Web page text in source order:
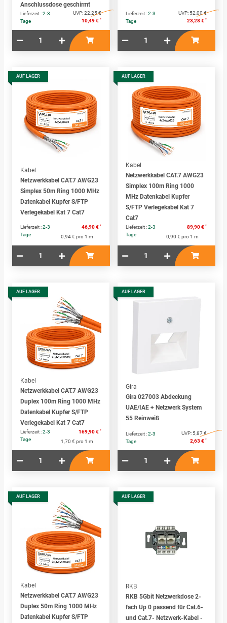
Anschlussdose geschirmt
Lieferzeit :2-3
Tage
UVP:22,25 €
10,49 € *
Lieferzeit :2-3
Tage
UVP: 52,00 €
23,28 € *
AUF LAGER
Kabel
Netzwerkkabel CAT.7 AWG23
Simplex 50m Ring 1000 MHz
Datenkabel Kupfer S/FTP
Verlegekabel Kat 7 Cat7
Lieferzeit :2-3
Tage
46,90 € *
0,94 € pro 1 m
AUF LAGER
Kabel
Netzwerkkabel CAT.7 AWG23
Simplex 100m Ring 1000
MHz Datenkabel Kupfer
S/FTP Verlegekabel Kat 7
Cat7
Lieferzeit :2-3
Tage
89,90 € *
0,90 € pro 1 m
AUF LAGER
Kabel
Netzwerkkabel CAT.7 AWG23
Duplex 100m Ring 1000 MHz
Datenkabel Kupfer S/FTP
Verlegekabel Kat 7 Cat7
Lieferzeit :2-3
Tage
169,90 € *
1,70 € pro 1 m
AUF LAGER
Gira
Gira 027003 Abdeckung
UAE/IAE + Netzwerk System
55 Reinweiß
Lieferzeit :2-3
Tage
UVP: 5,87 €
2,63 € *
AUF LAGER
Kabel
Netzwerkkabel CAT.7 AWG23
Duplex 50m Ring 1000 MHz
Datenkabel Kupfer S/FTP
AUF LAGER
RKB
RKB 5Gbit Netzwerkdose 2-
fach Up 0 passend für Cat.6-
und Cat.7- Netzwerk-Kabel -